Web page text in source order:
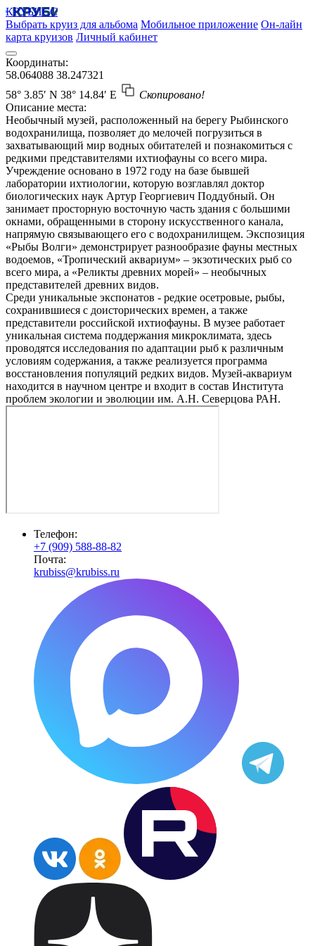
КРУБИСС
Выбрать круиз для альбома Мобильное приложение Он-лайн
карта круизов Личный кабинет
Координаты:
58.064088 38.247321
58° 3.85′ N 38° 14.84′ E
Скопировано!
Описание места:
Необычный музей, расположенный на берегу Рыбинского
водохранилища, позволяет до мелочей погрузиться в
захватывающий мир водных обитателей и познакомиться с
редкими представителями ихтиофауны со всего мира.
Учреждение основано в 1972 году на базе бывшей
лаборатории ихтиологии, которую возглавлял доктор
биологических наук Артур Георгиевич Поддубный. Он
занимает просторную восточную часть здания с большими
окнами, обращенными в сторону искусственного канала,
напрямую связывающего его с водохранилищем. Экспозиция
«Рыбы Волги» демонстрирует разнообразие фауны местных
водоемов, «Тропический аквариум» – экзотических рыб со
всего мира, а «Реликты древних морей» – необычных
представителей древних видов.
Среди уникальные экспонатов - редкие осетровые, рыбы,
сохранившиеся с доисторических времен, а также
представители российской ихтиофауны. В музее работает
уникальная система поддержания микроклимата, здесь
проводятся исследования по адаптации рыб к различным
условиям содержания, а также реализуется программа
восстановления популяций редких видов. Музей-аквариум
находится в научном центре и входит в состав Института
проблем экологии и эволюции им. А.Н. Северцова РАН.
Телефон:
+7 (909) 588-88-82
Почта:
krubiss@krubiss.ru